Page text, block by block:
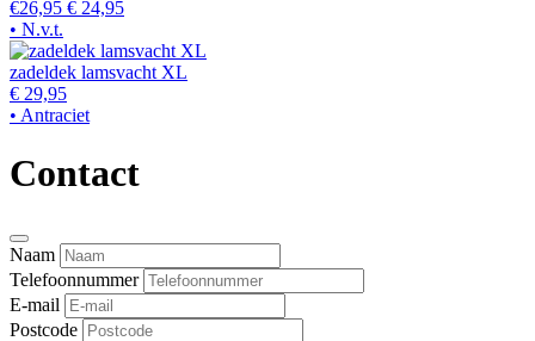
€26,95 € 24,95
• N.v.t.
zadeldek lamsvacht XL
€ 29,95
• Antraciet
Contact
Naam
Telefoonnummer
E-mail
Postcode